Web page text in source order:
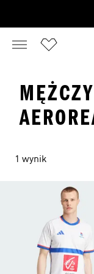
1 wynik